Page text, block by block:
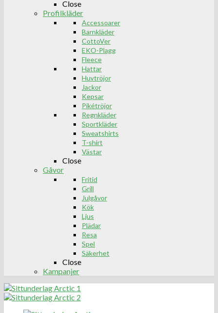
Close
Profilkläder
Accessoarer
Barnkläder
CottoVer
EKO-Plagg
Fleece
Hattar
Huvtröjor
Jackor
Kepsar
Pikétröjor
Regnkläder
Sportkläder
Sweatshirts
T-shirt
Västar
Close
Gåvor
Fritid
Grill
Julgåvor
Kök
Ljus
Plädar
Resa
Spel
Säkerhet
Close
Kampanjer